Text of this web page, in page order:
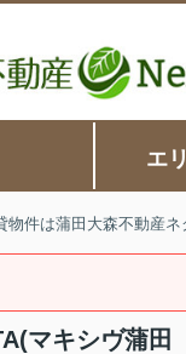
エ
物件は蒲田大森不動産ネ
マキシヴ蒲田